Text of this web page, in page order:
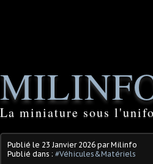
La miniature sous
Publié le 23 Janvier 2026 par Milinfo
Publié dans : #Véhicules&Matériels